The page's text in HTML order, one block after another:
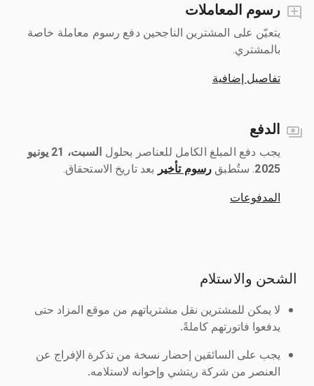
رسوم المعاملات
يتعيّن على المشترين الناجحين دفع رسوم معاملة خاصة
بالمشتري.
تفاصيل إضافية
الدفع
يجب دفع المبلغ الكامل للعناصر بحلول ‎
السبت، 21 يونيو
2025
رسوم تأخير بعد تاريخ الاستحقاق.
المدفوعات
الشحن والاستلام
لا يمكن للمشترين نقل مشترياتهم من موقع المزاد حتى
يدفعوا فاتورتهم كاملةً.
يجب على السائقين إحضار نسخة من تذكرة الإفراج عن
العنصر من شركة ريتشي وإخوانه لاستلامه.